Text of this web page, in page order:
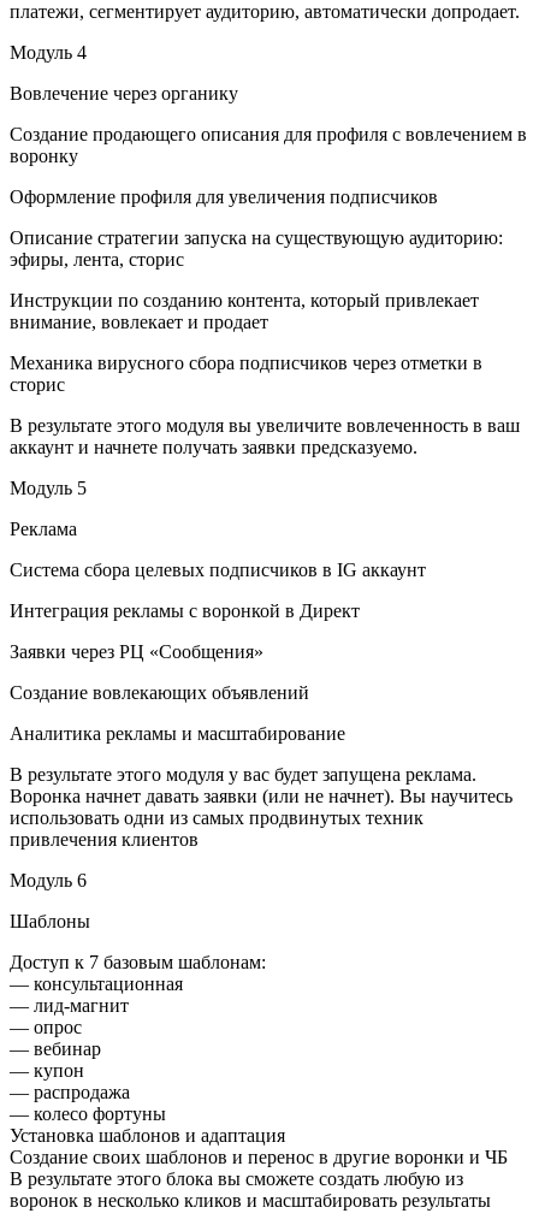
платежи, сегментирует аудиторию, автоматически допродает.
Модуль 4
Вовлечение через органику
Создание продающего описания для профиля с вовлечением в
воронку
Оформление профиля для увеличения подписчиков
Описание стратегии запуска на существующую аудиторию:
эфиры, лента, сторис
Инструкции по созданию контента, который привлекает
внимание, вовлекает и продает
Механика вирусного сбора подписчиков через отметки в
сторис
В результате этого модуля вы увеличите вовлеченность в ваш
аккаунт и начнете получать заявки предсказуемо.
Модуль 5
Реклама
Система сбора целевых подписчиков в IG аккаунт
Интеграция рекламы с воронкой в Директ
Заявки через РЦ «Сообщения»
Создание вовлекающих объявлений
Аналитика рекламы и масштабирование
В результате этого модуля у вас будет запущена реклама.
Воронка начнет давать заявки (или не начнет). Вы научитесь
использовать одни из самых продвинутых техник
привлечения клиентов
Модуль 6
Шаблоны
Доступ к 7 базовым шаблонам:
— консультационная
— лид-магнит
— опрос
— вебинар
— купон
— распродажа
— колесо фортуны
Установка шаблонов и адаптация
Создание своих шаблонов и перенос в другие воронки и ЧБ
В результате этого блока вы сможете создать любую из
воронок в несколько кликов и масштабировать результаты